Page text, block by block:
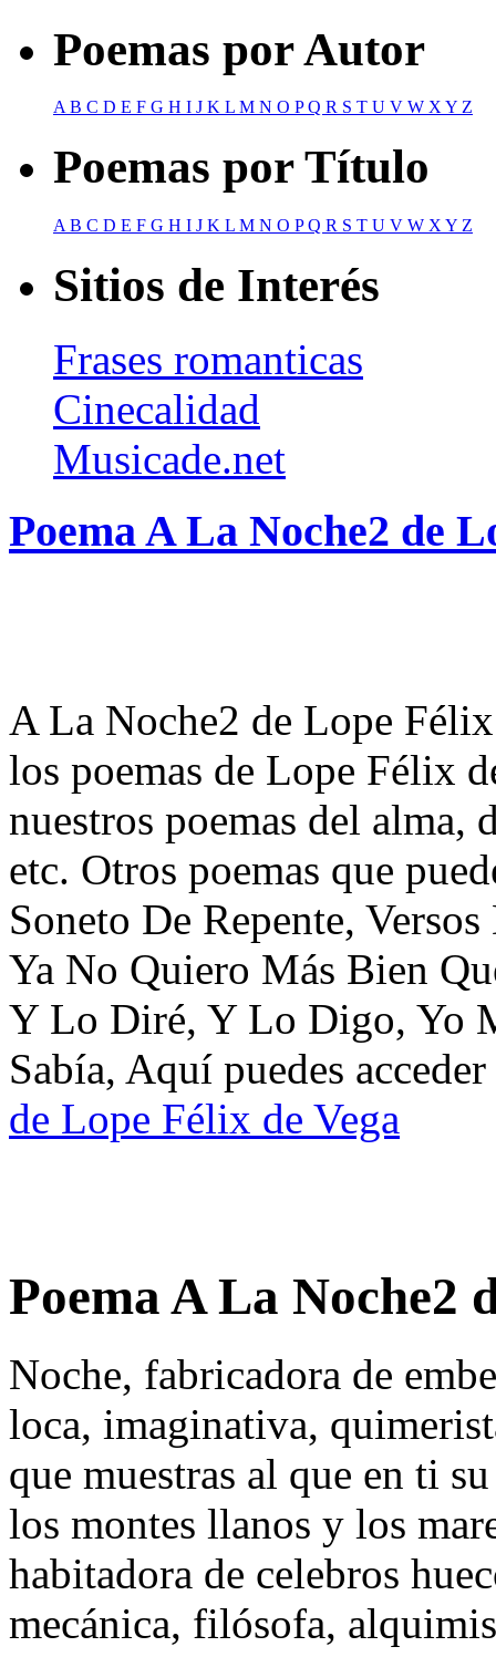
Poemas por Autor
AB C D E F G H I J K L M N O PQ R S T U V W XY Z
Poemas por Título
A B C D E F G H I J K L M N O PQ R S T U V W X Y Z
Sitios de Interés
Frases romanticas
Cinecalidad
Musicade.net
Poema A La Noche2 de
A La Noche2 de Lope
los poemas de Lope Félix
nuestros poemas del alma,
etc. Otros poemas que
Soneto De Repente,
Ya No Quiero Más Bien
Y Lo Diré, Y Lo Digo, Yo
Sabía, Aquí puedes
de Lope Félix de Vega
Poema A La Noche2
Noche, fabricadora de
loca, imaginativa,
que muestras al que en ti
los montes llanos y los
habitadora de celebros
mecánica, filósofa,